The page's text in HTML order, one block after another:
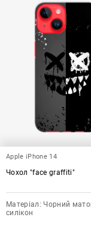
Apple iPhone 14
Чохол "face graffiti"
Матеріал: Чорний
силікон